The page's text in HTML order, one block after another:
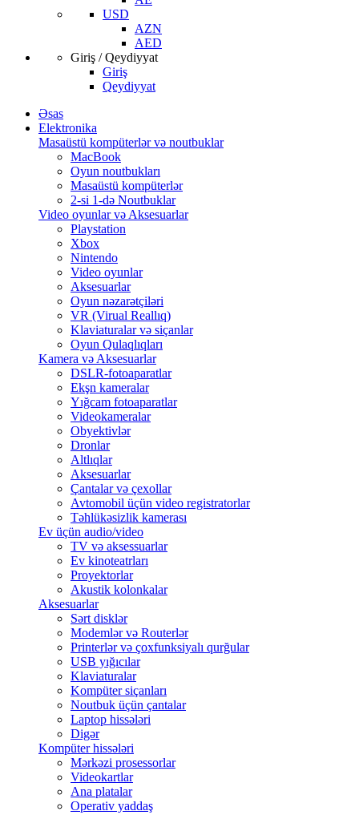
USD
AZN
AED
Giriş / Qeydiyyat
Giriş
Qeydiyyat
Əsas
Elektronika
Masaüstü kompüterlər və noutbuklar
MacBook
Oyun noutbukları
Masaüstü kompüterlər
2-si 1-də Noutbuklar
Video oyunlar və Aksesuarlar
Playstation
Xbox
Nintendo
Video oyunlar
Aksesuarlar
Oyun nəzarətçiləri
VR (Virual Reallıq)
Klaviaturalar və siçanlar
Oyun Qulaqlıqları
Kamera və Aksesuarlar
DSLR-fotoaparatlar
Ekşn kameralar
Yığcam fotoaparatlar
Videokameralar
Obyektivlər
Dronlar
Altlıqlar
Aksesuarlar
Çantalar və çexollar
Avtomobil üçün video registratorlar
Təhlükəsizlik kamerası
Ev üçün audio/video
TV və aksessuarlar
Ev kinoteatrları
Proyektorlar
Akustik kolonkalar
Aksesuarlar
Sərt disklər
Modemlər və Routerlər
Printerlər və çoxfunksiyalı qurğular
USB yığıcılar
Klaviaturalar
Kompüter siçanları
Noutbuk üçün çantalar
Laptop hissələri
Digər
Kompüter hissələri
Mərkəzi prosessorlar
Videokartlar
Ana platalar
Operativ yaddaş